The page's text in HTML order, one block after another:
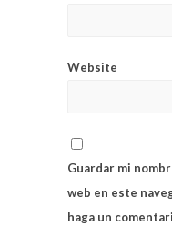
Website
Guardar mi
web en este
haga un